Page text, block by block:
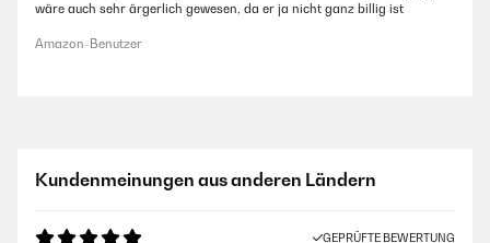
wäre auch sehr ärgerlich gewesen, da er ja nicht ganz billig ist
Amazon-Benutzer
Kundenmeinungen aus anderen Ländern
GEPRÜFTE BEWERTUNG